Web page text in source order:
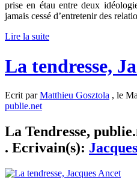
prise en étau entre deux
jamais cessé d’entretenir des
Lire la suite
La tendresse,
Ecrit parMatthieu Gosztola , le
publie.net
La Tendresse,
. Ecrivain(s):